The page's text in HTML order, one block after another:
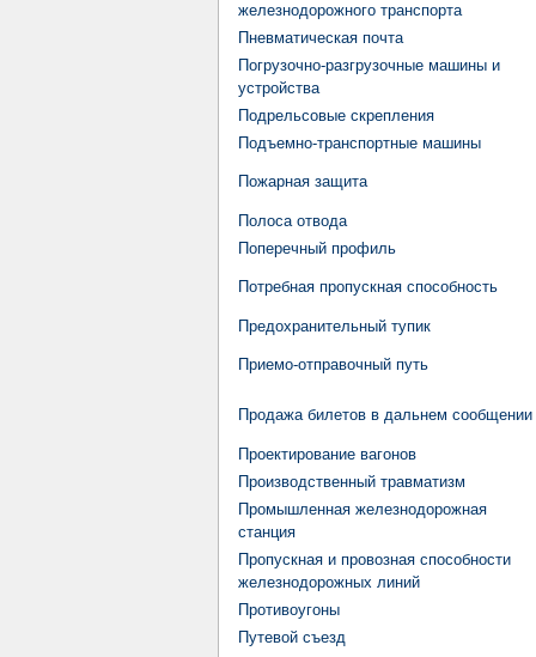
железнодорожного транспорта
Пневматическая почта
Погрузочно-разгрузочные машины и
устройства
Подрельсовые скрепления
Подъемно-транспортные машины
Пожарная защита
Полоса отвода
Поперечный профиль
Потребная пропускная способность
Предохранительный тупик
Приемо-отправочный путь
Продажа билетов в дальнем сообщении
Проектирование вагонов
Производственный травматизм
Промышленная железнодорожная
станция
Пропускная и провозная способности
железнодорожных линий
Противоугоны
Путевой съезд